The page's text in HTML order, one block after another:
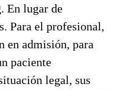
En lugar de
Para el profesional,
en admisión, para
paciente
legal, sus